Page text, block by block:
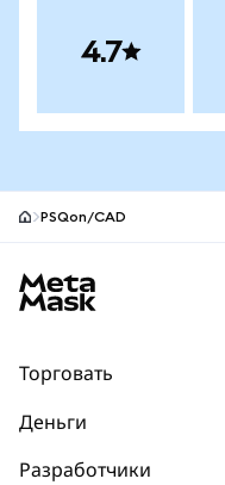
4.7
PSQon/CAD
Торговать
Деньги
Разработчики